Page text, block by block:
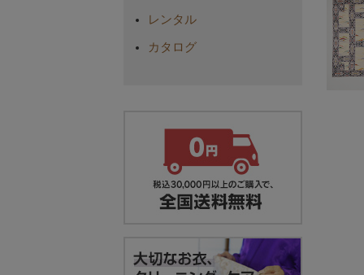
レンタル
カタログ